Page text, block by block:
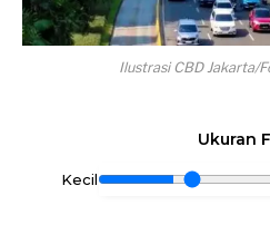
Ilustrasi CBD Jakarta/
Ukuran
Kecil